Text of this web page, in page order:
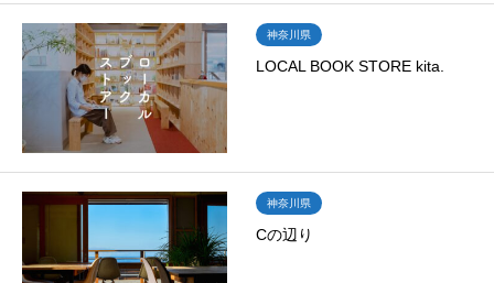
神奈川県
LOCAL BOOK STORE kita.
神奈川県
Cの辺り